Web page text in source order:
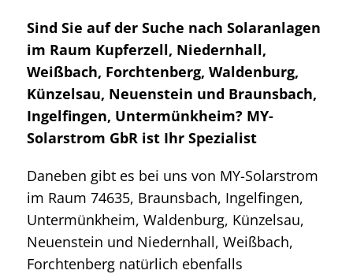
Sind Sie auf der Suche nach Solaranlagen
im Raum Kupferzell, Niedernhall,
Weißbach, Forchtenberg, Waldenburg,
Künzelsau, Neuenstein und Braunsbach,
Ingelfingen, Untermünkheim? MY-
Solarstrom GbR ist Ihr Spezialist
Daneben gibt es bei uns von MY-Solarstrom
im Raum 74635, Braunsbach, Ingelfingen,
Untermünkheim, Waldenburg, Künzelsau,
Neuenstein und Niedernhall, Weißbach,
Forchtenberg natürlich ebenfalls